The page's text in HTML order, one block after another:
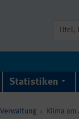
Statistiken
Verwaltung Klima